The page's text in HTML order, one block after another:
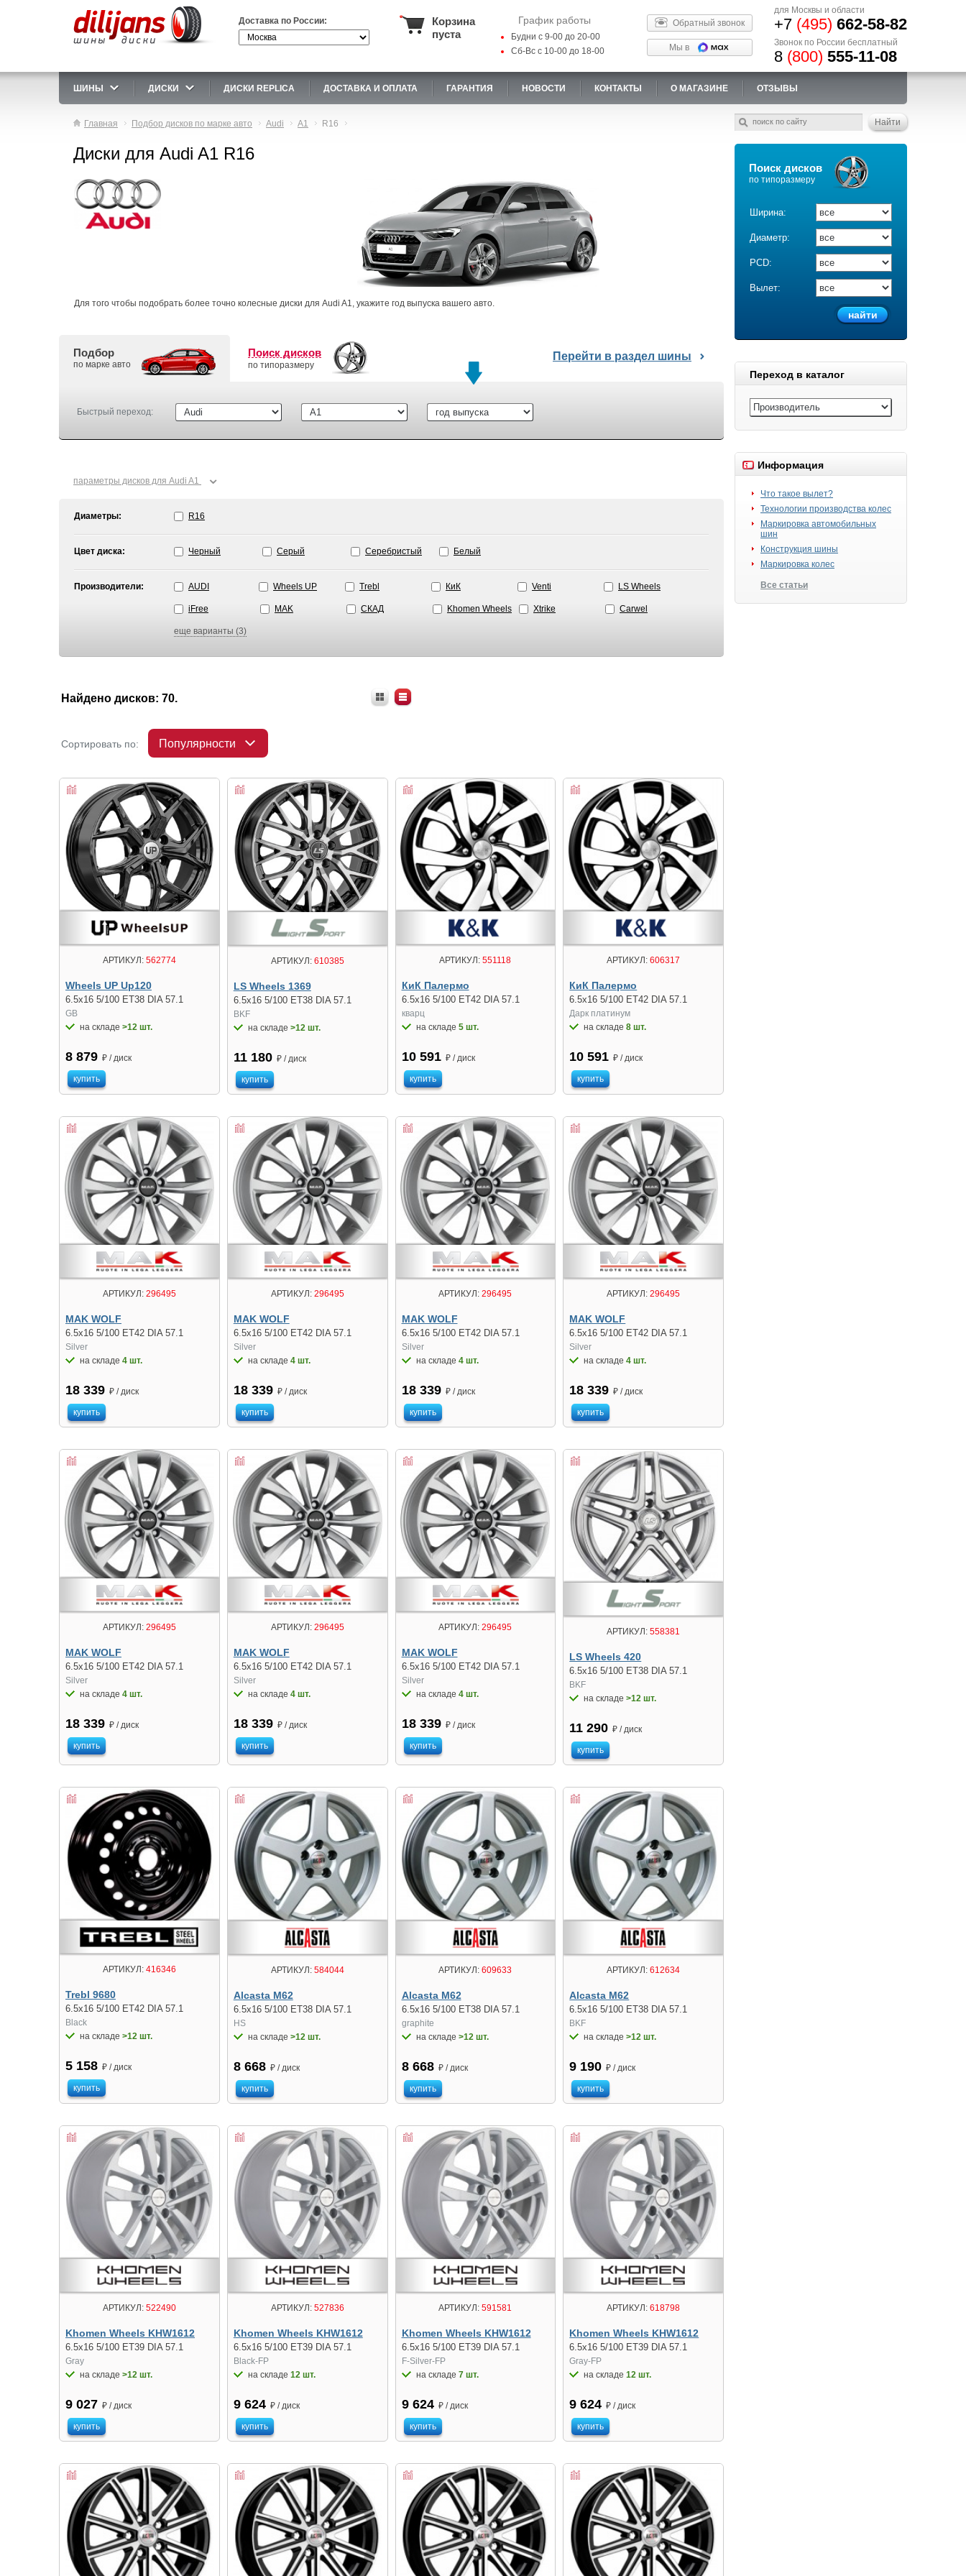
Доставка по России:
Корзина
пуста
График работы
Будни с 9-00 до 20-00
Сб-Вс с 10-00 до 18-00
Обратный звонок
Мы в
для Москвы и области
+7 (495) 662-58-82
Звонок по России бесплатный
8 (800) 555-11-08
ШИНЫ ДИСКИ ДИСКИ REPLICA ДОСТАВКА И ОПЛАТА ГАРАНТИЯ НОВОСТИ КОНТАКТЫ О МАГАЗИНЕ ОТЗЫВЫ
Главная Подбор дисков по марке авто Audi A1 R16
Поиск дисков
по типоразмеру
Ширина:
Диаметр:
PCD:
Вылет:
Переход в каталог
Информация
Что такое вылет?
Технологии производства колес
Маркировка автомобильных
шин
Конструкция шины
Маркировка колес
Все статьи
Диски для Audi A1 R16
Для того чтобы подобрать более точно колесные диски для Audi A1, укажите год выпуска вашего авто.
Перейти в раздел шины
Подбор
по марке авто
Поиск дисков
по типоразмеру
Быстрый переход:
параметры дисков для Audi A1 ⌄
Диаметры: R16
Цвет диска: Черный Серый Серебристый Белый
Производители: AUDI Wheels UP Trebl КиК Venti LS Wheels
iFree MAK СКАД Khomen Wheels Xtrike Carwel
еще варианты (3)
Найдено дисков: 70.
Сортировать по: Популярности
АРТИКУЛ:562774
Wheels UP Up120
6.5x16 5/100 ET38 DIA 57.1
GB
на складе >12 шт.
8 879 ₽ / диск
купить
АРТИКУЛ:610385
LS Wheels 1369
6.5x16 5/100 ET38 DIA 57.1
BKF
на складе >12 шт.
11 180 ₽ / диск
купить
АРТИКУЛ: 551118
КиК Палермо
6.5x16 5/100 ET42 DIA 57.1
кварц
на складе 5 шт.
10 591 ₽ / диск
купить
АРТИКУЛ: 606317
КиК Палермо
6.5x16 5/100 ET42 DIA 57.1
Дарк платинум
на складе8 шт.
10 591 ₽ / диск
купить
АРТИКУЛ:296495
MAK WOLF
6.5x16 5/100 ET42 DIA 57.1
Silver
на складе 4 шт.
18 339 ₽ / диск
купить
АРТИКУЛ:296495
MAK WOLF
6.5x16 5/100 ET42 DIA 57.1
Silver
на складе 4 шт.
18 339 ₽ / диск
купить
АРТИКУЛ: 296495
MAK WOLF
6.5x16 5/100 ET42 DIA 57.1
Silver
на складе 4 шт.
18 339 ₽ / диск
купить
АРТИКУЛ: 296495
MAK WOLF
6.5x16 5/100 ET42 DIA 57.1
Silver
на складе4 шт.
18 339 ₽ / диск
купить
АРТИКУЛ:296495
MAK WOLF
6.5x16 5/100 ET42 DIA 57.1
Silver
на складе 4 шт.
18 339 ₽ / диск
купить
АРТИКУЛ:296495
MAK WOLF
6.5x16 5/100 ET42 DIA 57.1
Silver
на складе 4 шт.
18 339 ₽ / диск
купить
АРТИКУЛ: 296495
MAK WOLF
6.5x16 5/100 ET42 DIA 57.1
Silver
на складе 4 шт.
18 339 ₽ / диск
купить
АРТИКУЛ: 558381
LS Wheels 420
6.5x16 5/100 ET38 DIA 57.1
BKF
на складе>12 шт.
11 290 ₽ / диск
купить
АРТИКУЛ:416346
Trebl 9680
6.5x16 5/100 ET42 DIA 57.1
Black
на складе >12 шт.
5 158 ₽ / диск
купить
АРТИКУЛ:584044
Alcasta M62
6.5x16 5/100 ET38 DIA 57.1
HS
на складе >12 шт.
8 668 ₽ / диск
купить
АРТИКУЛ: 609633
Alcasta M62
6.5x16 5/100 ET38 DIA 57.1
graphite
на складе >12 шт.
8 668 ₽ / диск
купить
АРТИКУЛ: 612634
Alcasta M62
6.5x16 5/100 ET38 DIA 57.1
BKF
на складе>12 шт.
9 190 ₽ / диск
купить
АРТИКУЛ:522490
Khomen Wheels KHW1612
6.5x16 5/100 ET39 DIA 57.1
Gray
на складе >12 шт.
9 027 ₽ / диск
купить
АРТИКУЛ:527836
Khomen Wheels KHW1612
6.5x16 5/100 ET39 DIA 57.1
Black-FP
на складе 12 шт.
9 624 ₽ / диск
купить
АРТИКУЛ: 591581
Khomen Wheels KHW1612
6.5x16 5/100 ET39 DIA 57.1
F-Silver-FP
на складе 7 шт.
9 624 ₽ / диск
купить
АРТИКУЛ: 618798
Khomen Wheels KHW1612
6.5x16 5/100 ET39 DIA 57.1
Gray-FP
на складе12 шт.
9 624 ₽ / диск
купить